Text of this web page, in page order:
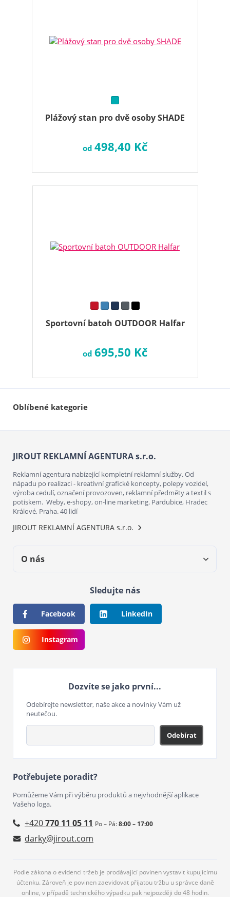
Plážový stan pro dvě osoby SHADE
od 498,40 Kč
Sportovní batoh OUTDOOR Halfar
od 695,50 Kč
Oblíbené kategorie
JIROUT REKLAMNÍ AGENTURA s.r.o.
Reklamní agentura nabízející kompletní reklamní služby. Od
nápadu po realizaci - kreativní grafické koncepty, polepy vozidel,
výroba cedulí, označení provozoven, reklamní předměty a textil s
potiskem. Weby, e-shopy, on-line marketing. Pardubice, Hradec
Králové, Praha. 40 lidí
JIROUT REKLAMNÍ AGENTURA s.r.o.
O nás
Sledujte nás
Facebook LinkedIn
Instagram
Dozvíte se jako první...
Odebírejte newsletter, naše akce a novinky Vám už
neutečou.
Odebírat
Potřebujete poradit?
Pomůžeme Vám při výběru produktů a nejvhodnější aplikace
Vašeho loga.
+420770 11 05 11 Po – Pá:8:00 – 17:00
darky@jirout.com
Podle zákona o evidenci tržeb je prodávající povinen vystavit kupujícímu
účtenku. Zároveň je povinen zaevidovat přijatou tržbu u správce daně
online, v případě technického výpadku pak nejpozději do 48 hodin.